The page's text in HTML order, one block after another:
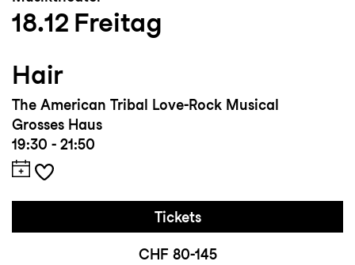
18.12 Freitag
Hair
The American Tribal Love-Rock Musical
Grosses Haus
19:30 - 21:50
Tickets
CHF 80-145